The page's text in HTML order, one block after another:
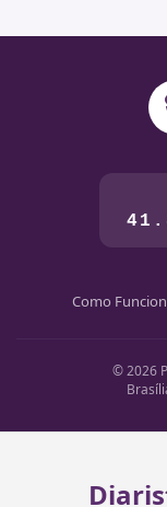
Como
© 2026